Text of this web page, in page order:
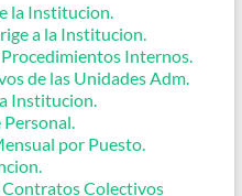
la Institucion.
a la Institucion.
Procedimientos Internos.
de las Unidades Adm.
Institucion.
por Puesto.
Colectivos